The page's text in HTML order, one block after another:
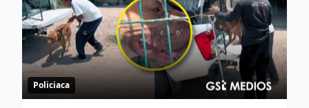
Policiaca